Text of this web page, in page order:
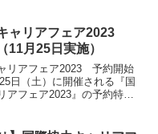
る場合があります。卒業・
方：2024...
ャリアフェア2023
11月25日実施）
リアフェア2023 予約開始
日（土）に開催される『国
アフェア2023』の予約特設